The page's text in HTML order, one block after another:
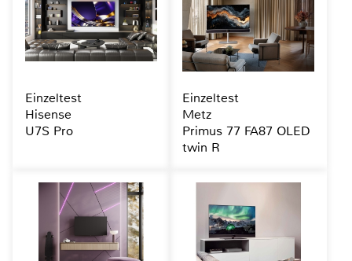
Einzeltest
Hisense
U7S Pro
Einzeltest
Metz
Primus 77 FA87 OLED
twin R